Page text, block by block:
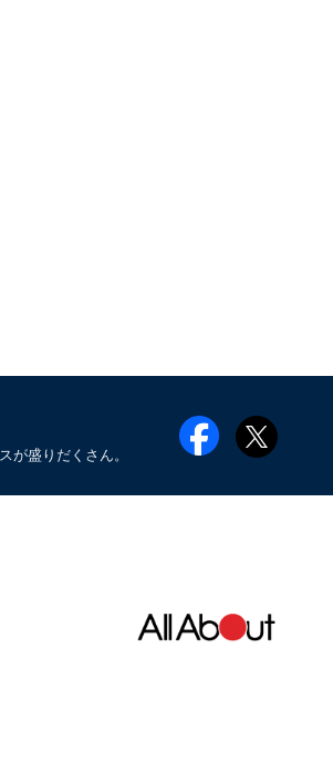
が盛りだくさん。